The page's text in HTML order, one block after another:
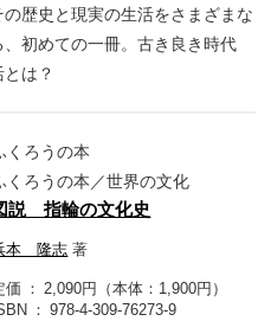
歴史と現実の生活をさまざまな
初めての一冊。古き良き時代
は？
くろうの本
くろうの本／世界の文化
説 指輪の文化史
本 隆志 著
価
2,090円（本体：1,900円）
978-4-309-76273-9